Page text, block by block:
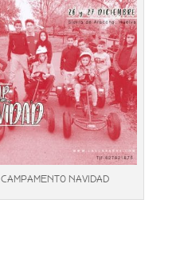
CAMPAMENTO NAVIDAD